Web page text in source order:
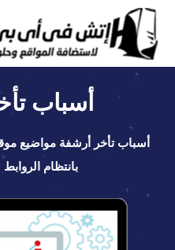
أسباب
أسباب تأخر أرشفة مواضيع
بانتظام